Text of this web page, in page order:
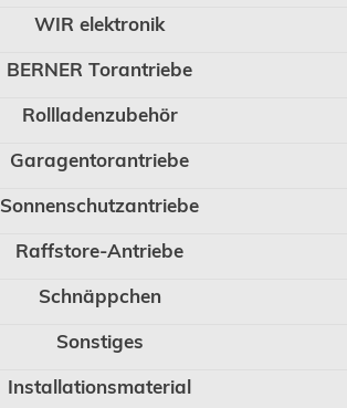
WIR elektronik
BERNER Torantriebe
Rollladenzubehör
Garagentorantriebe
Sonnenschutzantriebe
Raffstore-Antriebe
Schnäppchen
Sonstiges
Installationsmaterial